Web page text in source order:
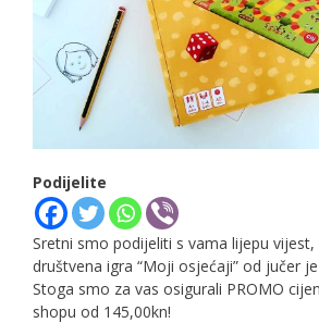
Podijelite
Sretni smo podijeliti s vama lijepu vijest,
društvena igra “Moji osjećaji” od jučer
Stoga smo za vas osigurali PROMO
shopu od 145,00kn!